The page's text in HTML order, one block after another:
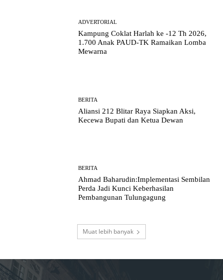
ADVERTORIAL
Kampung Coklat Harlah ke -12 Th 2026,
1.700 Anak PAUD-TK Ramaikan Lomba
Mewarna
BERITA
Aliansi 212 Blitar Raya Siapkan Aksi,
Kecewa Bupati dan Ketua Dewan
BERITA
Ahmad Baharudin:Implementasi Sembilan
Perda Jadi Kunci Keberhasilan
Pembangunan Tulungagung
Muat lebih banyak